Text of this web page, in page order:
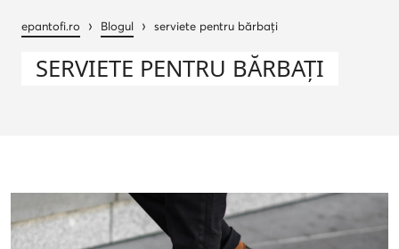
epantofi.ro › Blogul › serviete pentru bărbați
SERVIETE PENTRU BĂRBAȚI